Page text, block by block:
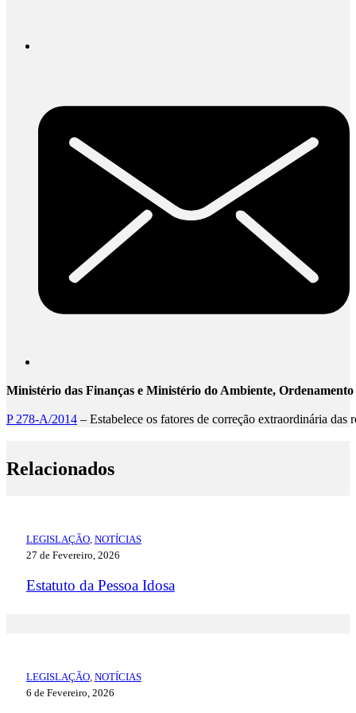
Ministério das Finanças e Ministério do Ambiente,
P 278-A/2014 – Estabelece os fatores de correção extraordinária das
Relacionados
LEGISLAÇÃO, NOTÍCIAS
27 de Fevereiro, 2026
Estatuto da Pessoa Idosa
LEGISLAÇÃO, NOTÍCIAS
6 de Fevereiro, 2026